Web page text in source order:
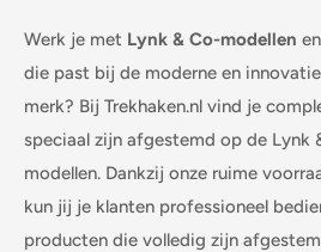
Werk je met Lynk & Co-modellen
die past bij de moderne en
merk? Bij Trekhaken.nl vind je
speciaal zijn afgestemd op de Lynk
modellen. Dankzij onze ruime
kun jij je klanten professioneel
producten die volledig zijn